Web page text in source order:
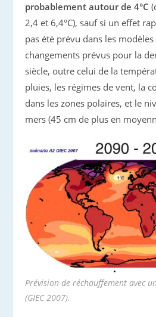
probablement autour de 4°C
2,4 et 6,4°C), sauf si un effet
pas été prévu dans les modèles
changements prévus pour la
siècle, outre celui de la
pluies, les régimes de vent, la
dans les zones polaires, et le
mers (45 cm de plus en
Prévision de réchauffement avec
(GIEC 2007).